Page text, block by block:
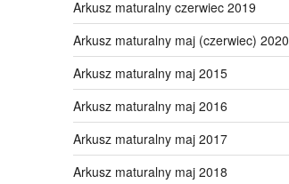
Arkusz maturalny czerwiec 2019
Arkusz maturalny maj (czerwiec) 2020
Arkusz maturalny maj 2015
Arkusz maturalny maj 2016
Arkusz maturalny maj 2017
Arkusz maturalny maj 2018